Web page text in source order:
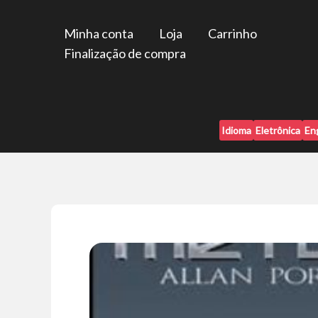
Minha conta Loja
Carrinho
Finalização de compra
Idioma Eletrônica